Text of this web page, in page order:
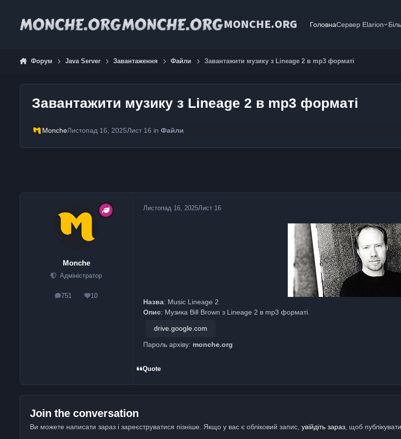
MONCHE.ORG ГоловнаСервер Elarion
Форум Java Server Завантаження Файли Завантажити музику з Lineage 2 в mp3 форматі
Завантажити музику з Lineage 2 в mp3 форматі
MoncheЛистопад 16, 2025Лист 16 in Файли
Monche
Адміністратор
751
posts 10
Reputation
Листопад 16, 2025Лист 16
Назва: Music Lineage 2
Опис: Музика Bill Brown з Lineage 2 в mp3 форматі.
drive.google.com
Пароль архіву: monche.org
Quote
Join the conversation
Ви можете написати зараз і зареєструватися пізніше. Якщо у вас є обліковий запис, увійдіть зараз, щоб публікувати